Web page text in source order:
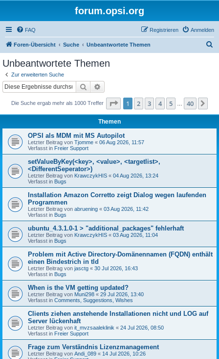
forum.opsi.org
FAQ Anmelden
Registrieren
Foren-Übersicht Suche Unbeantwortete Themen
Unbeantwortete Themen
Zur erweiterten Suche
Suche
Die Suche ergab mehr als 1000 Treffer Seite 1von 40
1 2 3 4 5 40
Themen
OPSI als MDM mit MS Autopilot
Letzter Beitrag von Tjomme « 06 Aug 2026, 11:57
Verfasst in Freier Support
setValueByKey(<key>, <value>, <targetlist>,
<DifferentSeperator>)
Letzter Beitrag von KrawczykHIS « 04 Aug 2026, 13:24
Verfasst in Bugs
Installation Amazon Corretto zeigt Dialog wegen laufenden
Programmen
Letzter Beitrag von abruening « 03 Aug 2026, 11:42
Verfasst in Bugs
ubuntu_4.3.1.0-1 > "additional_packages" fehlerhaft
Letzter Beitrag von KrawczykHIS « 03 Aug 2026, 11:04
Verfasst in Bugs
Problem mit Active Directory-Domänennamen (FQDN) enthält
einen Bindestrich in tld
Letzter Beitrag von jasctg « 30 Jul 2026, 16:43
Verfasst in Bugs
When is the VM getting updated?
Letzter Beitrag von Muni298 « 29 Jul 2026, 13:40
Verfasst in Comments, Suggestions, Wishes
Clients ziehen anstehende Installationen nicht und LOG auf
Server lückenhaft
Letzter Beitrag von it_mvzsaaleklinik « 24 Jul 2026, 08:50
Verfasst in Freier Support
Frage zum Verständnis Lizenzmanagement
Letzter Beitrag von Andi_089 « 14 Jul 2026, 10:26